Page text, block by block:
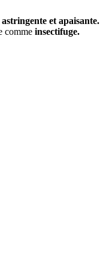
et apaisante.
comme insectifuge.